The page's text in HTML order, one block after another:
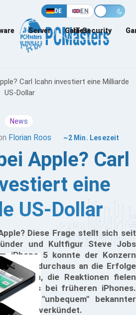
DE EN
Server Games
IT-Security
Carl Icahn investiert eine Milliarde
US-Dollar
News
Florian Roos ~2 Min. Lesezeit
Apple? Carl
eine
US-Dollar
Diese Frage stellt sich seit
und Kultfigur Steve Jobs
iPhone 5 konnte der Konzern
Cook durchaus an die Erfolge
die Reaktionen fielen
aus als bei früheren iPhones.
als "unbequem" bekannter
Apple verkündet.